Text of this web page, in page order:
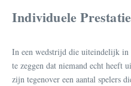
Individuele
In een wedstrijd die uiteindelijk
te zeggen dat niemand echt heeft
zijn tegenover een aantal spelers